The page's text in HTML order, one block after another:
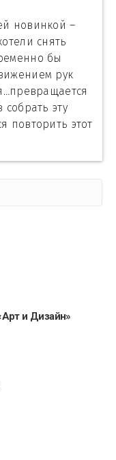
новинкой –
снять
бы
рук
эту
повторить этот
и Дизайн»